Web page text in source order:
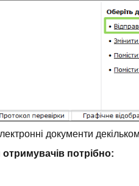
документи
потрібно: